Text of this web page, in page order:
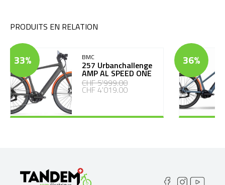
PRODUITS EN RELATION
33% BMC
257 Urbanchallenge
AMP AL SPEED ONE
CHF 5'999.00
CHF 4'019.00
36%